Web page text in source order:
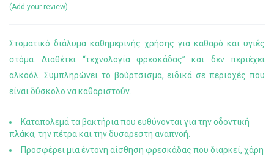
Add your review
Στοματικό διάλυμα καθημερινής χρήσης για καθαρό και υγιές
στόμα. Διαθέτει “τεχνολογία φρεσκάδας” και δεν περιέχει
αλκοόλ. Συμπληρώνει το βούρτσισμα, ειδικά σε περιοχές που
είναι δύσκολο να καθαριστούν.
Καταπολεμά τα βακτήρια που ευθύνονται για την οδοντική
πλάκα, την πέτρα και την δυσάρεστη αναπνοή.
Προσφέρει μια έντονη αίσθηση φρεσκάδας που διαρκεί, χάρη